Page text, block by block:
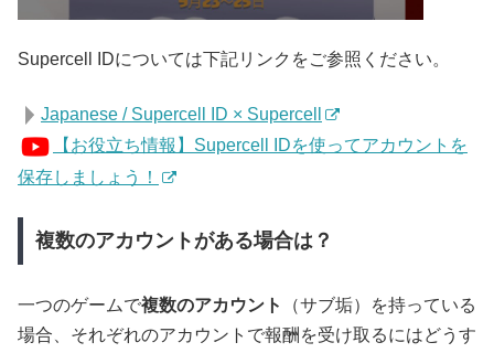
Supercell IDについては下記リンクをご参照ください。
Japanese / Supercell ID × Supercell
【お役立ち情報】Supercell IDを使ってアカウントを
保存しましょう！
複数のアカウントがある場合は？
一つのゲームで複数のアカウント
（サブ垢）を持っている
場合、それぞれのアカウントで報酬を受け取るにはどうす